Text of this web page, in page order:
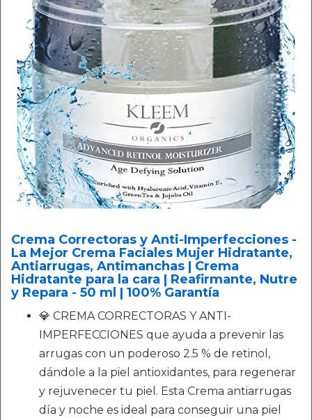
Crema Correctoras y Anti-Imperfecciones -
La Mejor Crema Faciales Mujer Hidratante,
Antiarrugas, Antimanchas | Crema
Hidratante para la cara | Reafirmante, Nutre
y Repara - 50 ml | 100% Garantía
💎 CREMA CORRECTORAS Y ANTI-
IMPERFECCIONES que ayuda a prevenir las
arrugas con un poderoso 2.5 % de retinol,
dándole a la piel antioxidantes, para regenerar
y rejuvenecer tu piel. Esta Crema antiarrugas
día y noche es ideal para conseguir una piel